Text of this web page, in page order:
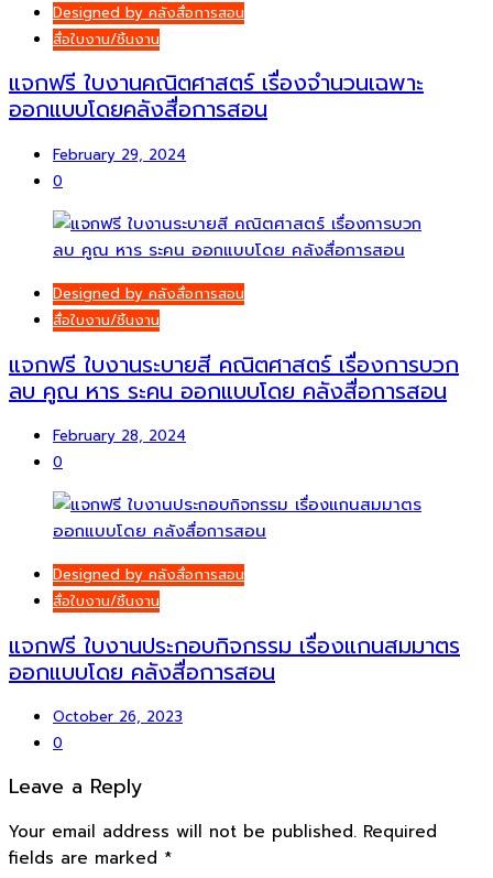
Designed by คลังสื่อการสอน
สื่อใบงาน/ชิ้นงาน
แจกฟรี ใบงานคณิตศาสตร์ เรื่องจำนวนเฉพาะ
ออกแบบโดยคลังสื่อการสอน
February 29, 2024
0
Designed by คลังสื่อการสอน
สื่อใบงาน/ชิ้นงาน
แจกฟรี ใบงานระบายสี คณิตศาสตร์ เรื่องการบวก
ลบ คูณ หาร ระคน ออกแบบโดย คลังสื่อการสอน
February 28, 2024
0
Designed by คลังสื่อการสอน
สื่อใบงาน/ชิ้นงาน
แจกฟรี ใบงานประกอบกิจกรรม เรื่องแกนสมมาตร
ออกแบบโดย คลังสื่อการสอน
October 26, 2023
0
Leave a Reply
Your email address will not be published. Required
fields are marked *